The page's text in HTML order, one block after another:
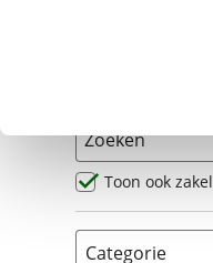
Zoeken
Toon ook
Categorie